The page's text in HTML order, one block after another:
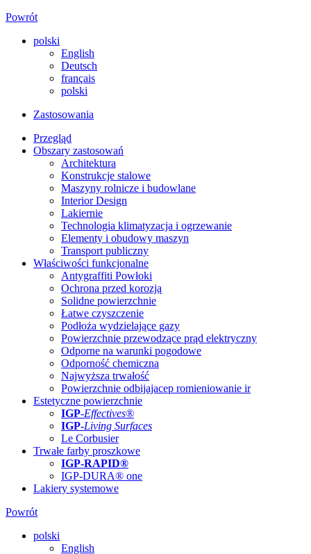
Powrót
polski
English
Deutsch
français
polski
Zastosowania
Przegląd
Obszary zastosowań
Architektura
Konstrukcje stalowe
Maszyny rolnicze i budowlane
Interior Design
Lakiernie
Technologia klimatyzacja i ogrzewanie
Elementy i obudowy maszyn
Transport publiczny
Właściwości funkcjonalne
Antygraffiti Powłoki
Ochrona przed korozją
Solidne powierzchnie
Łatwe czyszczenie
Podłoża wydzielające gazy
Powierzchnie przewodzące prąd elektryczny
Odporne na warunki pogodowe
Odporność chemiczna
Najwyższa trwałość
Powierzchnie odbijajacep romieniowanie ir
Estetyczne powierzchnie
IGP-Effectives®
IGP-Living Surfaces
Le Corbusier
Trwałe farby proszkowe
IGP-RAPID®
IGP-DURA® one
Lakiery systemowe
Powrót
polski
English